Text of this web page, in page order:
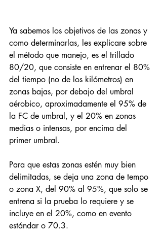
Ya sabemos los objetivos de las zonas y
como determinarlas, les explicare sobre
el método que manejo, es el trillado
80/20, que consiste en entrenar el 80%
del tiempo (no de los kilómetros) en
zonas bajas, por debajo del umbral
aérobico, aproximadamente el 95% de
la FC de umbral, y el 20% en zonas
medias o intensas, por encima del
primer umbral.
Para que estas zonas estén muy bien
delimitadas, se deja una zona de tempo
o zona X, del 90% al 95%, que solo se
entrena si la prueba lo requiere y se
incluye en el 20%, como en evento
estándar o 70.3.